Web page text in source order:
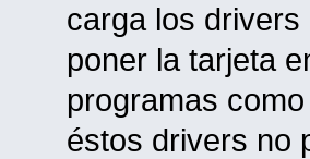
carga los
poner la tarjeta
programas
éstos drivers no